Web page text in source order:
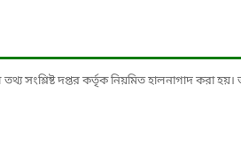
সংশ্লিষ্ট দপ্তর কর্তৃক নিয়মিত হালনাগাদ করা হয়।